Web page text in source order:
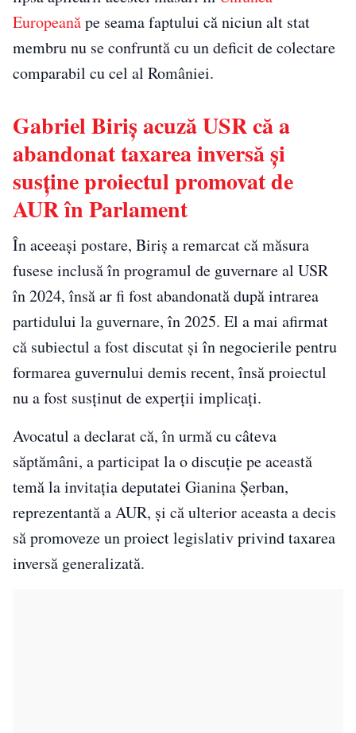
Europeanăpe seama faptului că niciun alt stat
membru nu se confruntă cu un deficit de colectare
comparabil cu cel al României.
Gabriel Biriș acuză USR că a
abandonat taxarea inversă și
susține proiectul promovat de
AUR în Parlament
În aceeași postare, Biriș a remarcat că măsura
fusese inclusă în programul de guvernare al USR
în 2024, însă ar fi fost abandonată după intrarea
partidului la guvernare, în 2025. El a mai afirmat
că subiectul a fost discutat și în negocierile pentru
formarea guvernului demis recent, însă proiectul
nu a fost susținut de experții implicați.
Avocatul a declarat că, în urmă cu câteva
săptămâni, a participat la o discuție pe această
temă la invitația deputatei Gianina Șerban,
reprezentantă a AUR, și că ulterior aceasta a decis
să promoveze un proiect legislativ privind taxarea
inversă generalizată.